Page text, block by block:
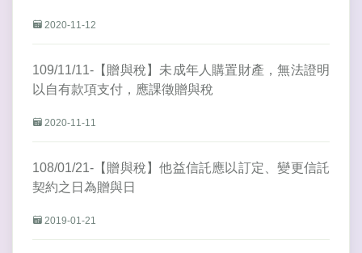
2020-11-12
109/11/11-【贈與稅】未成年人購置財產，無法證明
以自有款項支付，應課徵贈與稅
2020-11-11
108/01/21-【贈與稅】他益信託應以訂定、變更信託
契約之日為贈與日
2019-01-21